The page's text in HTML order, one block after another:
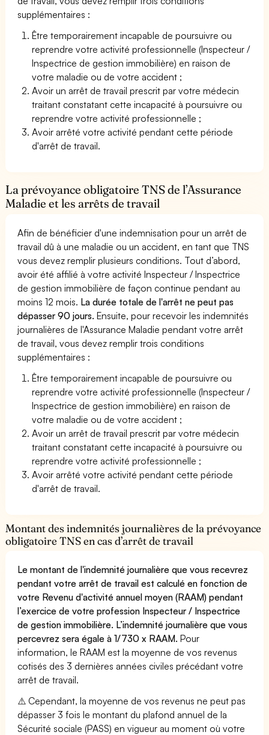
supplémentaires :
Être temporairement incapable de poursuivre ou
reprendre votre activité professionnelle (Inspecteur /
Inspectrice de gestion immobilière) en raison de
votre maladie ou de votre accident ;
Avoir un arrêt de travail prescrit par votre médecin
traitant constatant cette incapacité à poursuivre ou
reprendre votre activité professionnelle ;
Avoir arrêté votre activité pendant cette période
d'arrêt de travail.
La prévoyance obligatoire TNS de l’Assurance
Maladie et les arrêts de travail
Afin de bénéficier d'une indemnisation pour un arrêt de
travail dû à une maladie ou un accident, en tant que TNS
vous devez remplir plusieurs conditions. Tout d’abord,
avoir été affilié à votre activité Inspecteur / Inspectrice
de gestion immobilière de façon continue pendant au
moins 12 mois. La durée totale de l'arrêt ne peut pas
dépasser 90 jours. Ensuite, pour recevoir les indemnités
journalières de l'Assurance Maladie pendant votre arrêt
de travail, vous devez remplir trois conditions
supplémentaires :
Être temporairement incapable de poursuivre ou
reprendre votre activité professionnelle (Inspecteur /
Inspectrice de gestion immobilière) en raison de
votre maladie ou de votre accident ;
Avoir un arrêt de travail prescrit par votre médecin
traitant constatant cette incapacité à poursuivre ou
reprendre votre activité professionnelle ;
Avoir arrêté votre activité pendant cette période
d'arrêt de travail.
Montant des indemnités journalières de la prévoyance
obligatoire TNS en cas d’arrêt de travail
Le montant de l'indemnité journalière que vous recevrez
pendant votre arrêt de travail est calculé en fonction de
votre Revenu d'activité annuel moyen (RAAM) pendant
l’exercice de votre profession Inspecteur / Inspectrice
de gestion immobilière. L’indemnité journalière que vous
percevrez sera égale à 1/730 x RAAM. Pour
information, le RAAM est la moyenne de vos revenus
cotisés des 3 dernières années civiles précédant votre
arrêt de travail.
⚠️ Cependant, la moyenne de vos revenus ne peut pas
dépasser 3 fois le montant du plafond annuel de la
Sécurité sociale (PASS) en vigueur au moment où votre